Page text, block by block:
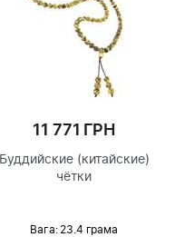
11 771 ГРН
Буддийские (китайские)
чётки
Вага: 23.4 грама